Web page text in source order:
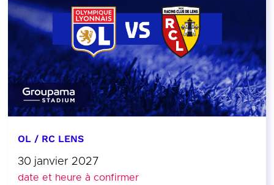
OL / RC LENS
30 janvier 2027
date et heure à confirmer